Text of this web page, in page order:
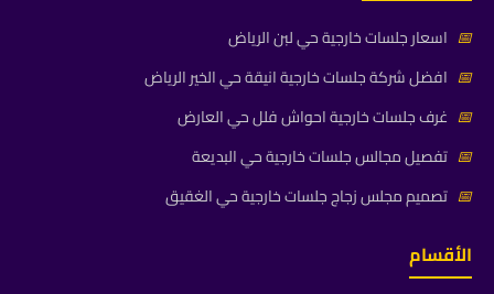
📅 اسعار جلسات خارجية حي لبن الرياض
📅 افضل شركة جلسات خارجية انيقة حي الخير الرياض
📅 غرف جلسات خارجية احواش فلل حي العارض
📅 تفصيل مجالس جلسات خارجية حي البديعة
📅 تصميم مجلس زجاج جلسات خارجية حي الغقيق
الأقسام